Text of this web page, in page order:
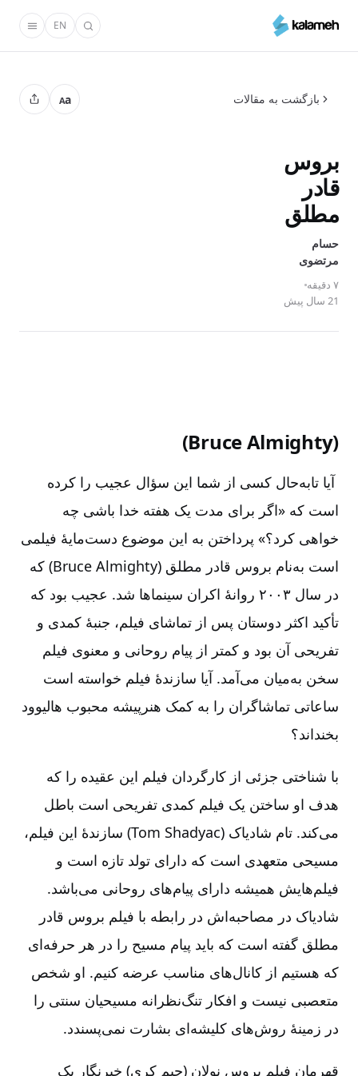
محتوای
EN
بازگشت به مقالات Aa
بروس
قادر
مطلق
حسام
مرتضوی
۷ دقیقه
21 سال پیش
(Bruce Almighty)
آیا تابه‌حال کسی از شما این سؤال عجیب را کرده
است که «اگر برای مدت یک هفته خدا باشی چه
خواهی کرد؟» پرداختن به این موضوع دست‌مایۀ فیلمی
است به‌نام بروس قادر مطلق (Bruce Almighty) که
در سال ۲۰۰۳ روانۀ اکران سینماها شد. عجیب بود که
تأکید اکثر دوستان پس از تماشای فیلم، جنبۀ کمدی و
تفریحی آن بود و کمتر از پیام روحانی و معنوی فیلم
سخن به‌میان می‌آمد. آیا سازندۀ فیلم خواسته است
ساعاتی تماشاگران را به کمک هنرپیشه محبوب هالیوود
بخنداند؟
با شناختی جزئی از کارگردان فیلم این عقیده را که
هدف او ساختن یک فیلم کمدی تفریحی است باطل
می‌کند. تام شادیاک (Tom Shadyac) سازندۀ این فیلم،
مسیحی متعهدی است که دارای تولد تازه است و
فیلم‌هایش همیشه دارای پیام‌های روحانی می‌باشد.
شادیاک در مصاحبه‌اش در رابطه با فیلم بروس قادر
مطلق گفته است که باید پیام مسیح را در هر حرفه‌ای
که هستیم از کانال‌های مناسب عرضه کنیم. او شخص
متعصبی نیست و افکار تنگ‌نظرانه مسیحیان سنتی را
در زمینۀ روش‌های کلیشه‌ای بشارت نمی‌پسندد.
قهرمان فیلم بروس نولان (جیم کری) خبرنگار یک